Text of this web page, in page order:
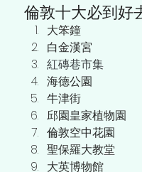
倫敦十大必到好
大笨鐘
白金漢宮
紅磚巷市集
海德公園
牛津街
邱園皇家植物園
倫敦空中花園
聖保羅大教堂
大英博物館